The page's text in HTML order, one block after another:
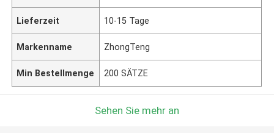
Lieferzeit 10-15 Tage
Markenname ZhongTeng
Min Bestellmenge 200 SÄTZE
Sehen Sie mehr an